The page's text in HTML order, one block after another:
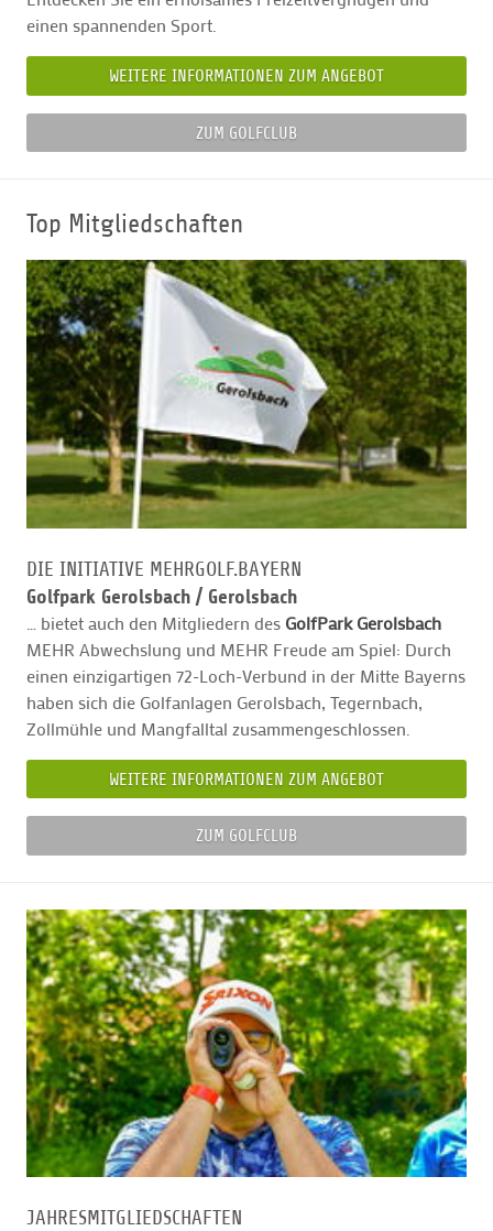
einen spannenden Sport.
WEITERE INFORMATIONEN ZUM ANGEBOT
ZUM GOLFCLUB
Top Mitgliedschaften
DIE INITIATIVE MEHRGOLF.BAYERN
Golfpark Gerolsbach / Gerolsbach
… bietet auch den Mitgliedern des GolfPark Gerolsbach
MEHR Abwechslung und MEHR Freude am Spiel: Durch
einen einzigartigen 72-Loch-Verbund in der Mitte Bayerns
haben sich die Golfanlagen Gerolsbach, Tegernbach,
Zollmühle und Mangfalltal zusammengeschlossen.
WEITERE INFORMATIONEN ZUM ANGEBOT
ZUM GOLFCLUB
JAHRESMITGLIEDSCHAFTEN